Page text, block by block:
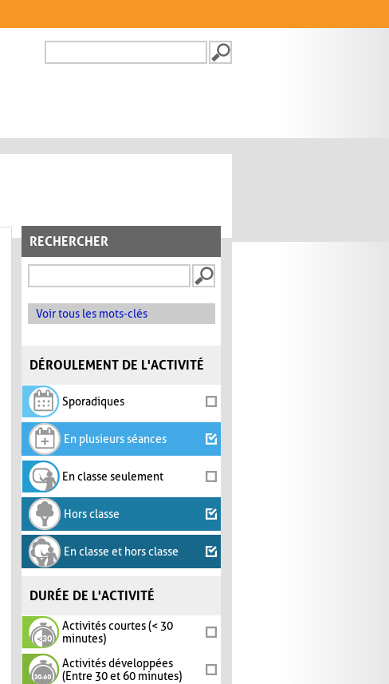
FORMULAIRE DE
RECHERCHER
Voir tous les mots-clés
DÉROULEMENT DE L'ACTIVITÉ
Sporadiques
En plusieurs séances
En classe seulement
Hors classe
En classe et hors classe
DURÉE DE L'ACTIVITÉ
Activités courtes (< 30
minutes)
Activités développées
(Entre 30 et 60 minutes)